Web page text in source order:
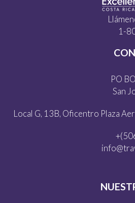
1-
PO
San
Local G, 13B, Oficentro Plaza